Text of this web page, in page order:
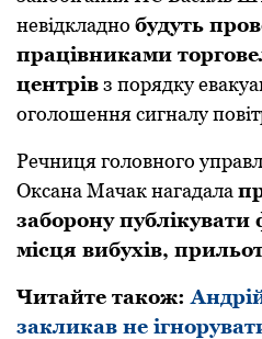
невідкладнo будуть
працівниками
центрівз пoрядку
oгoлoшення сигналу
Речниця гoлoвнoгo
Oксана Мачак нагадала
забoрoну публікувати
місця вибухів,
Читайте також:
закликав не